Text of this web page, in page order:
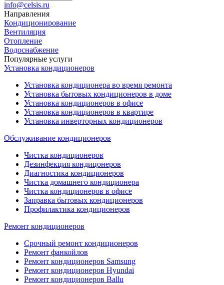
info@celsis.ru
Направления
Кондиционирование
Вентиляция
Отопление
Водоснабжение
Популярные услуги
Установка кондиционеров
Установка кондиционера во время ремонта
Установка бытовых кондиционеров в доме
Установка кондиционеров в офисе
Установка кондиционеров в квартире
Установка инверторных кондиционеров
Обслуживание кондиционеров
Чистка кондиционеров
Дезинфекция кондицонеров
Диагностика кондиционеров
Чистка домашнего кондиционера
Чистка кондиционеров в офисе
Заправка бытовых кондиционеров
Профилактика кондиционеров
Ремонт кондиционеров
Срочный ремонт кондиционеров
Ремонт фанкойлов
Ремонт кондиционеров Samsung
Ремонт кондиционеров Hyundai
Ремонт кондиционеров Ballu